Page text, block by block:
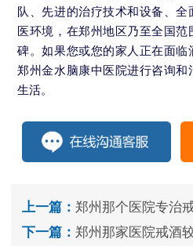
队、先进的治疗技术和设备、
医环境，在郑州地区乃至全国
碑。如果您或您的家人正在面
郑州金水脑康中医院进行咨询
生活。
上一篇： 郑州那个医院专治
下一篇： 郑州那家医院戒酒